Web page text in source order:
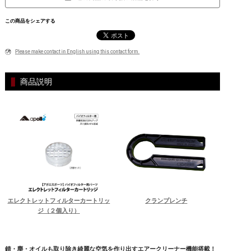
この商品をシェアする
Please make contact in English using this contact form.
商品説明
エレクトレットフィルターカートリッ
ジ（２個入り）
クランプレンチ
錆・塵・オイルも取り除き綺麗な空気を作り出すエアークリーナー機能搭載！